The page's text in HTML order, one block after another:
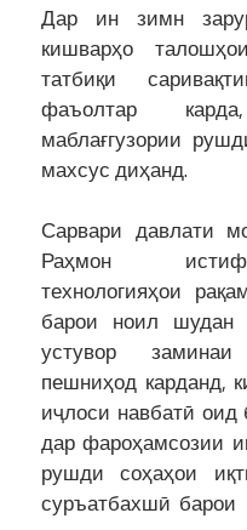
Дар ин зимн
кишварҳо
татбиқи
фаъолтар
маблағгузории
махсус диҳанд.
Сарвари давлати
Раҳмон
технологияҳои
барои ноил
устувор
пешниҳод карданд,
иҷлоси навбатӣ
дар фароҳамсозии
рушди соҳаҳои
суръатбахшӣ